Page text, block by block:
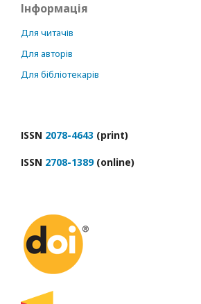
Інформація
Для читачів
Для авторів
Для бібліотекарів
ІSSN 2078-4643 (print)
ІSSN 2708-1389(online)